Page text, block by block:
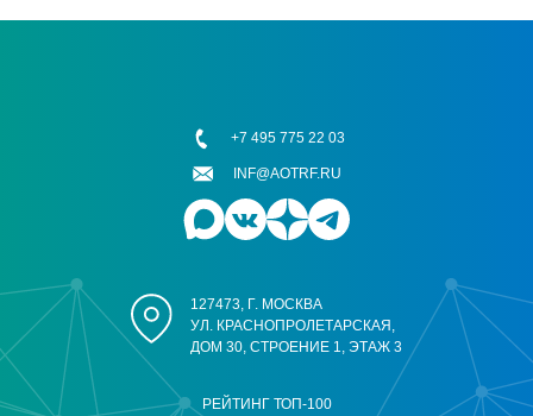
РЕЙТИНГ ТОП-100
127473, Г. МОСКВА
УЛ. КРАСНОПРОЛЕТАРСКАЯ,
ДОМ 30, СТРОЕНИЕ 1, ЭТАЖ 3
+7 495 775 22 03
INF@AOTRF.RU